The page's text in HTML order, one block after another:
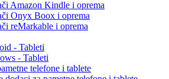
Amazon Kindle i oprema
Onyx Boox i oprema
reMarkable i oprema
- Tableti
- Tableti
telefone i tablete